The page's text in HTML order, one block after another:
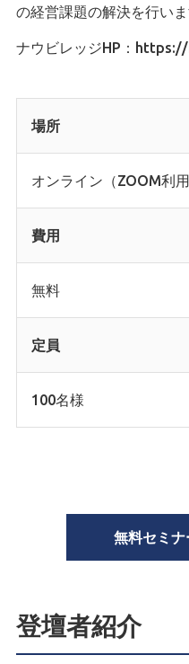
の経営課題の解決を行いま
ナウビレッジHP：
場所
オンライン（ZOOM利用
費用
無料
定員
100名様
無料セミ
登壇者紹介